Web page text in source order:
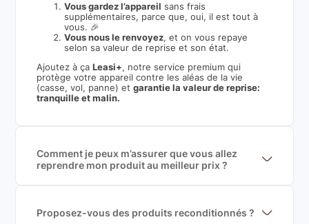
Vous gardez l’appareil sans frais
supplémentaires, parce que, oui, il est tout à
vous. 🎉
Vous nous le renvoyez, et on vous repaye
selon sa valeur de reprise et son état.
Ajoutez à çaLeasi+, notre service premium qui
protège votre appareil contre les aléas de la vie
(casse, vol, panne) etgarantie la valeur de reprise:
tranquille et malin.
Comment je peux m’assurer que vous allez
reprendre mon produit au meilleur prix ?
garantir le meilleur prix de rachat. De plus, nous
sommes rémunéré à la commission sur la valeur de
Proposez-vous des produits reconditionnés ?